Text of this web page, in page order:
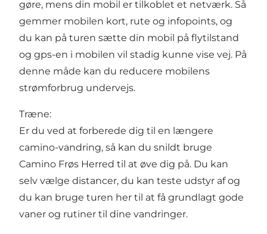
gøre, mens din mobil er tilkoblet et netværk. Så
gemmer mobilen kort, rute og infopoints, og
du kan på turen sætte din mobil på flytilstand
og gps-en i mobilen vil stadig kunne vise vej. På
denne måde kan du reducere mobilens
strømforbrug undervejs.
Træne:
Er du ved at forberede dig til en længere
camino-vandring, så kan du snildt bruge
Camino Frøs Herred til at øve dig på. Du kan
selv vælge distancer, du kan teste udstyr af og
du kan bruge turen her til at få grundlagt gode
vaner og rutiner til dine vandringer.